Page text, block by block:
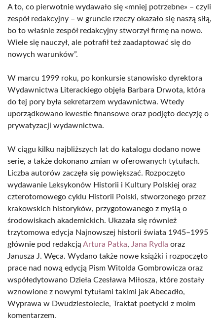
A to, co pierwotnie wydawało się «mniej potrzebne» – czyli
zespół redakcyjny – w gruncie rzeczy okazało się naszą siłą,
bo to właśnie zespół redakcyjny stworzył firmę na nowo.
Wiele się nauczył, ale potrafił też zaadaptować się do
nowych warunków”.
W marcu 1999 roku, po konkursie stanowisko dyrektora
Wydawnictwa Literackiego objęła Barbara Drwota, która
do tej pory była sekretarzem wydawnictwa. Wtedy
uporządkowano kwestie finansowe oraz podjęto decyzję o
prywatyzacji wydawnictwa.
W ciągu kilku najbliższych lat do katalogu dodano nowe
serie, a także dokonano zmian w oferowanych tytułach.
Liczba autorów zaczęła się powiększać. Rozpoczęto
wydawanie Leksykonów Historii i Kultury Polskiej oraz
czterotomowego cyklu Historii Polski, stworzonego przez
krakowskich historyków, przygotowanego z myślą o
środowiskach akademickich. Ukazała się również
trzytomowa edycja Najnowszej historii świata 1945–1995
głównie pod redakcją Artura Patka, Jana Rydla oraz
Janusza J. Węca. Wydano także nowe książki i rozpoczęto
prace nad nową edycją Pism Witolda Gombrowicza oraz
współedytowano Dzieła Czesława Miłosza, które zostały
wznowione z nowymi tytułami takimi jak Abecadło,
Wyprawa w Dwudziestolecie, Traktat poetycki z moim
komentarzem.